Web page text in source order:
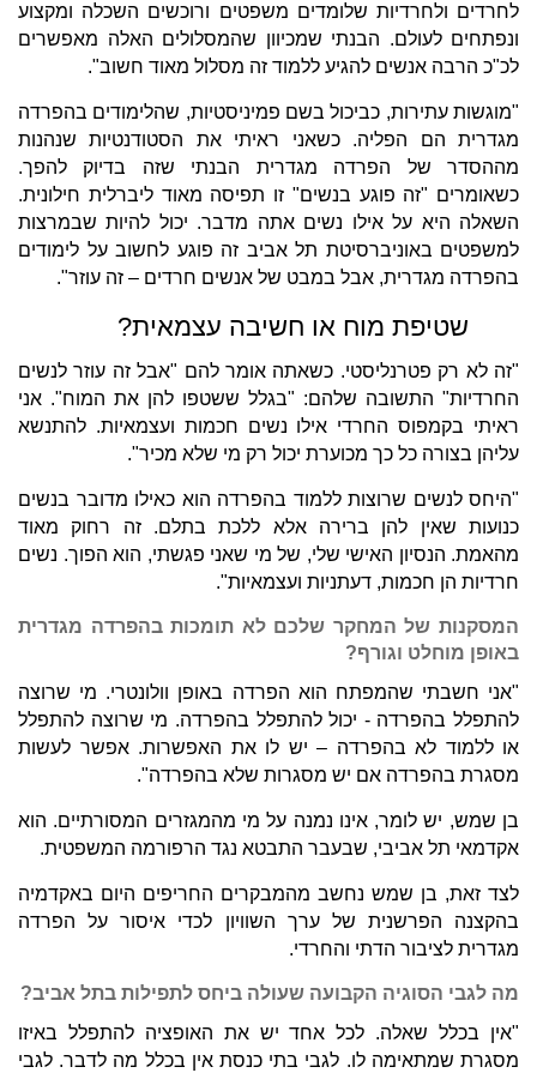
לחרדים ולחרדיות שלומדים משפטים ורוכשים השכלה ומקצוע
ונפתחים לעולם. הבנתי שמכיוון שהמסלולים האלה מאפשרים
לכ"כ הרבה אנשים להגיע ללמוד זה מסלול מאוד חשוב".
"מוגשות עתירות, כביכול בשם פמיניסטיות, שהלימודים בהפרדה
מגדרית הם הפליה. כשאני ראיתי את הסטודנטיות שנהנות
מההסדר של הפרדה מגדרית הבנתי שזה בדיוק להפך.
כשאומרים "זה פוגע בנשים" זו תפיסה מאוד ליברלית חילונית.
השאלה היא על אילו נשים אתה מדבר. יכול להיות שבמרצות
למשפטים באוניברסיטת תל אביב זה פוגע לחשוב על לימודים
בהפרדה מגדרית, אבל במבט של אנשים חרדים – זה עוזר".
שטיפת מוח או חשיבה עצמאית?
"זה לא רק פטרנליסטי. כשאתה אומר להם "אבל זה עוזר לנשים
החרדיות" התשובה שלהם: "בגלל ששטפו להן את המוח". אני
ראיתי בקמפוס החרדי אילו נשים חכמות ועצמאיות. להתנשא
עליהן בצורה כל כך מכוערת יכול רק מי שלא מכיר".
"היחס לנשים שרוצות ללמוד בהפרדה הוא כאילו מדובר בנשים
כנועות שאין להן ברירה אלא ללכת בתלם. זה רחוק מאוד
מהאמת. הנסיון האישי שלי, של מי שאני פגשתי, הוא הפוך. נשים
חרדיות הן חכמות, דעתניות ועצמאיות".
המסקנות של המחקר שלכם לא תומכות בהפרדה מגדרית
באופן מוחלט וגורף?
"אני חשבתי שהמפתח הוא הפרדה באופן וולונטרי. מי שרוצה
להתפלל בהפרדה - יכול להתפלל בהפרדה. מי שרוצה להתפלל
או ללמוד לא בהפרדה – יש לו את האפשרות. אפשר לעשות
מסגרת בהפרדה אם יש מסגרות שלא בהפרדה".
בן שמש, יש לומר, אינו נמנה על מי מהמגזרים המסורתיים. הוא
אקדמאי תל אביבי, שבעבר התבטא נגד הרפורמה המשפטית.
לצד זאת, בן שמש נחשב מהמבקרים החריפים היום באקדמיה
בהקצנה הפרשנית של ערך השוויון לכדי איסור על הפרדה
מגדרית לציבור הדתי והחרדי.
מה לגבי הסוגיה הקבועה שעולה ביחס לתפילות בתל אביב?
"אין בכלל שאלה. לכל אחד יש את האופציה להתפלל באיזו
מסגרת שמתאימה לו. לגבי בתי כנסת אין בכלל מה לדבר. לגבי